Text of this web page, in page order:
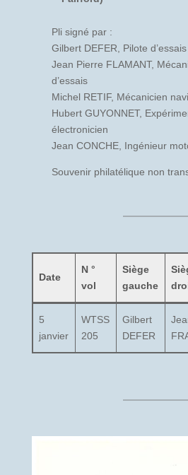
Pli signé par :
Gilbert DEFER, Pilote d’essais
Jean Pierre FLAMANT,
d’essais
Michel RETIF, Mécanicien
Hubert GUYONNET,
électronicien
Jean CONCHE, Ingénieur
Souvenir philatélique non
Date
N °
vol
Siège
gauche
5
janvier
WTSS
205
Gilbert
DEFER